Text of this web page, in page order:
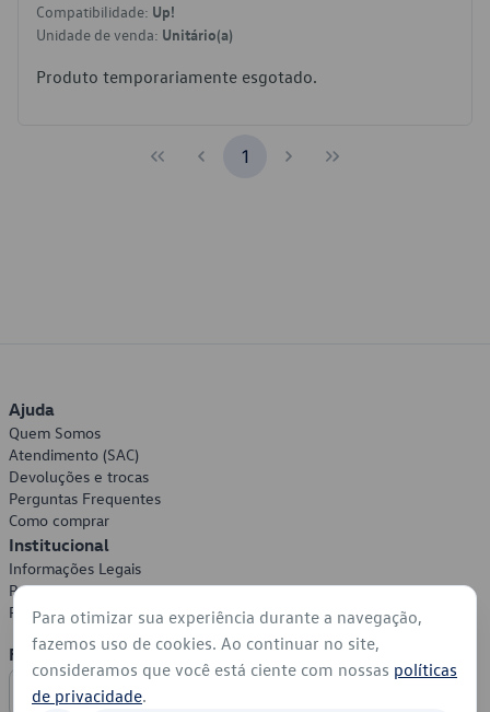
Compatibilidade: Up!
Unidade de venda: Unitário(a)
Produto temporariamente esgotado.
1
Ajuda
Quem Somos
Atendimento (SAC)
Devoluções e trocas
Perguntas Frequentes
Como comprar
Institucional
Informações Legais
Política de Privacidade
Política de Cookies
Formas de Pagamento
Para otimizar sua experiência durante a navegação,
fazemos uso de cookies. Ao continuar no site,
consideramos que você está ciente com nossas políticas
de privacidade.